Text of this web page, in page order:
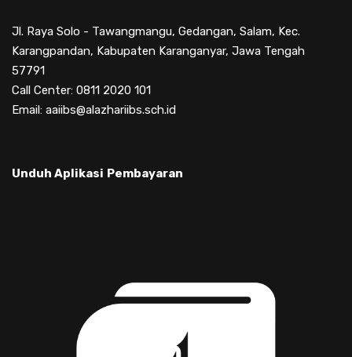
Jl. Raya Solo - Tawangmangu, Gedangan, Salam, Kec.
Karangpandan, Kabupaten Karanganyar, Jawa Tengah
57791
Call Center: 0811 2020 101
Email: aaiibs@alazhariibs.sch.id
Unduh Aplikasi Pembayaran